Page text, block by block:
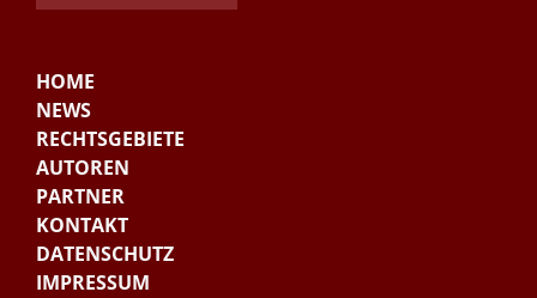
HOME
NEWS
RECHTSGEBIETE
AUTOREN
PARTNER
KONTAKT
DATENSCHUTZ
IMPRESSUM